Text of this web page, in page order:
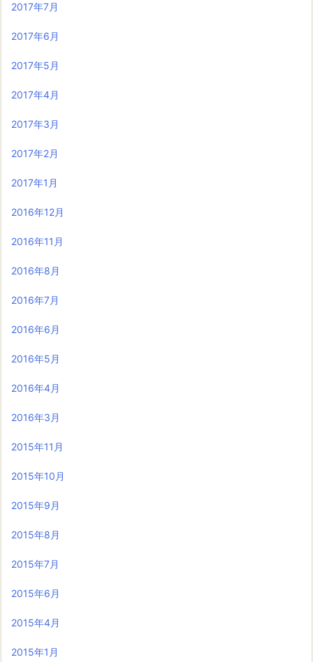
2017年7月
2017年6月
2017年5月
2017年4月
2017年3月
2017年2月
2017年1月
2016年12月
2016年11月
2016年8月
2016年7月
2016年6月
2016年5月
2016年4月
2016年3月
2015年11月
2015年10月
2015年9月
2015年8月
2015年7月
2015年6月
2015年4月
2015年1月